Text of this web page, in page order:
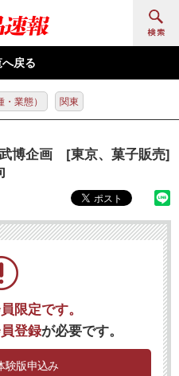
戻る
業態） 関東
博企画 [東京、菓子販売]
限定です。
登録が必要です。
験版申込み